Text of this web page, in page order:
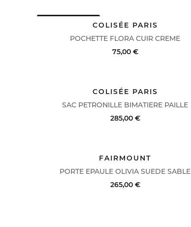
ACHAT RAPIDE VOIR LE DÉTAIL
POCHETTE FLORA CUIR CREME
COLISÉE PARIS
75,00 €
ACHAT RAPIDE VOIR LE DÉTAIL
SAC PETRONILLE BIMATIERE PAILLE
COLISÉE PARIS
285,00 €
ACHAT RAPIDE VOIR LE DÉTAIL
PORTE EPAULE OLIVIA SUEDE SABLE
FAIRMOUNT
265,00 €